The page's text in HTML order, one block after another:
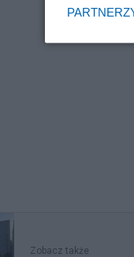
Zobacz także